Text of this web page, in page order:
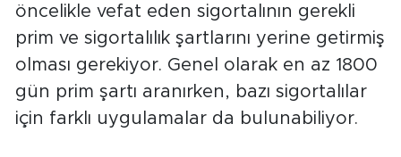
öncelikle vefat eden sigortalının gerekli
prim ve sigortalılık şartlarını yerine getirmiş
olması gerekiyor. Genel olarak en az 1800
gün prim şartı aranırken, bazı sigortalılar
için farklı uygulamalar da bulunabiliyor.